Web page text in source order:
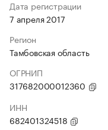
Дата регистрации
7 апреля 2017
Регион
Тамбовская область
ОГРНИП
317682000012360
ИНН
682401324518